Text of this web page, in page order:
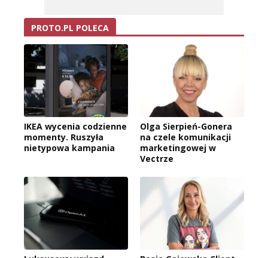
PROTO.PL POLECA
IKEA wycenia codzienne
momenty. Ruszyła
nietypowa kampania
Olga Sierpień-Gonera
na czele komunikacji
marketingowej w
Vectrze